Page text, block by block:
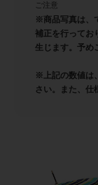
ご注意
※商品写真は、
補正を行ってお
生じます。予め
※上記の数値は
さい。また、仕